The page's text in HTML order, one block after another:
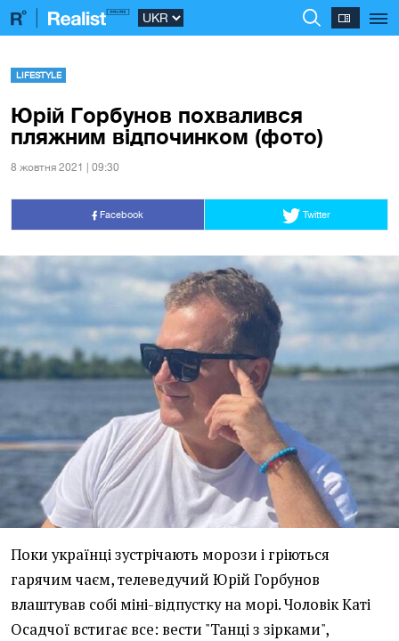
LIFESTYLE
Юрій Горбунов похвалився
пляжним відпочинком (фото)
8 жовтня 2021 | 09:30
Facebook Twitter
Поки українці зустрічають морози і гріються
гарячим чаєм, телеведучий Юрій Горбунов
влаштував собі міні-відпустку на морі. Чоловік Каті
Осадчої встигає все: вести "Танці з зірками",